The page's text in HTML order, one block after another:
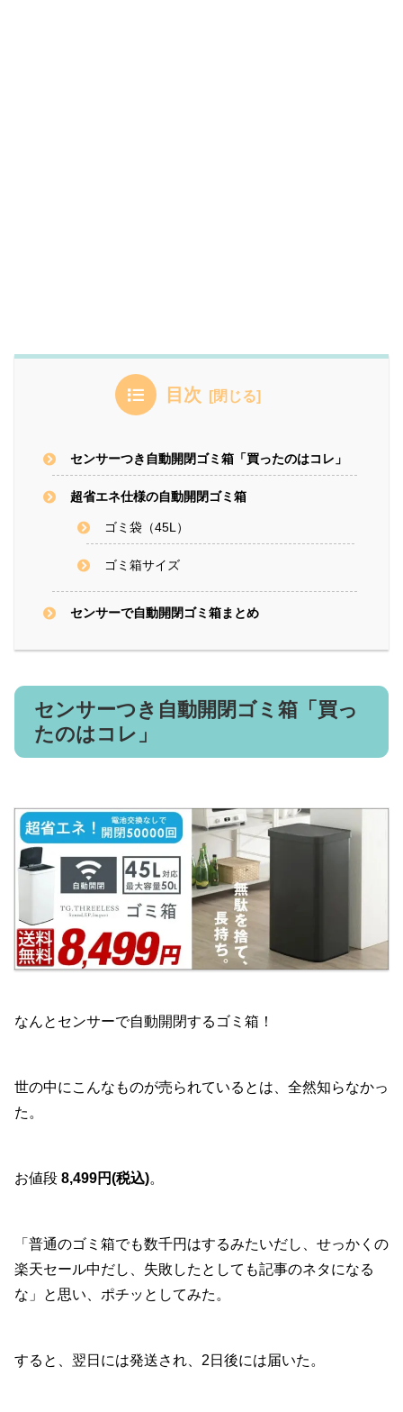
目次
センサーつき自動開閉ゴミ箱「買ったのはコレ」
超省エネ仕様の自動開閉ゴミ箱
ゴミ袋（45L）
ゴミ箱サイズ
センサーで自動開閉ゴミ箱まとめ
センサーつき自動開閉ゴミ箱「買っ
たのはコレ」
なんとセンサーで自動開閉するゴミ箱！
世の中にこんなものが売られているとは、全然知らなかっ
た。
お値段 8,499円(税込)。
「普通のゴミ箱でも数千円はするみたいだし、せっかくの
楽天セール中だし、失敗したとしても記事のネタになる
な」と思い、ポチッとしてみた。
すると、翌日には発送され、2日後には届いた。